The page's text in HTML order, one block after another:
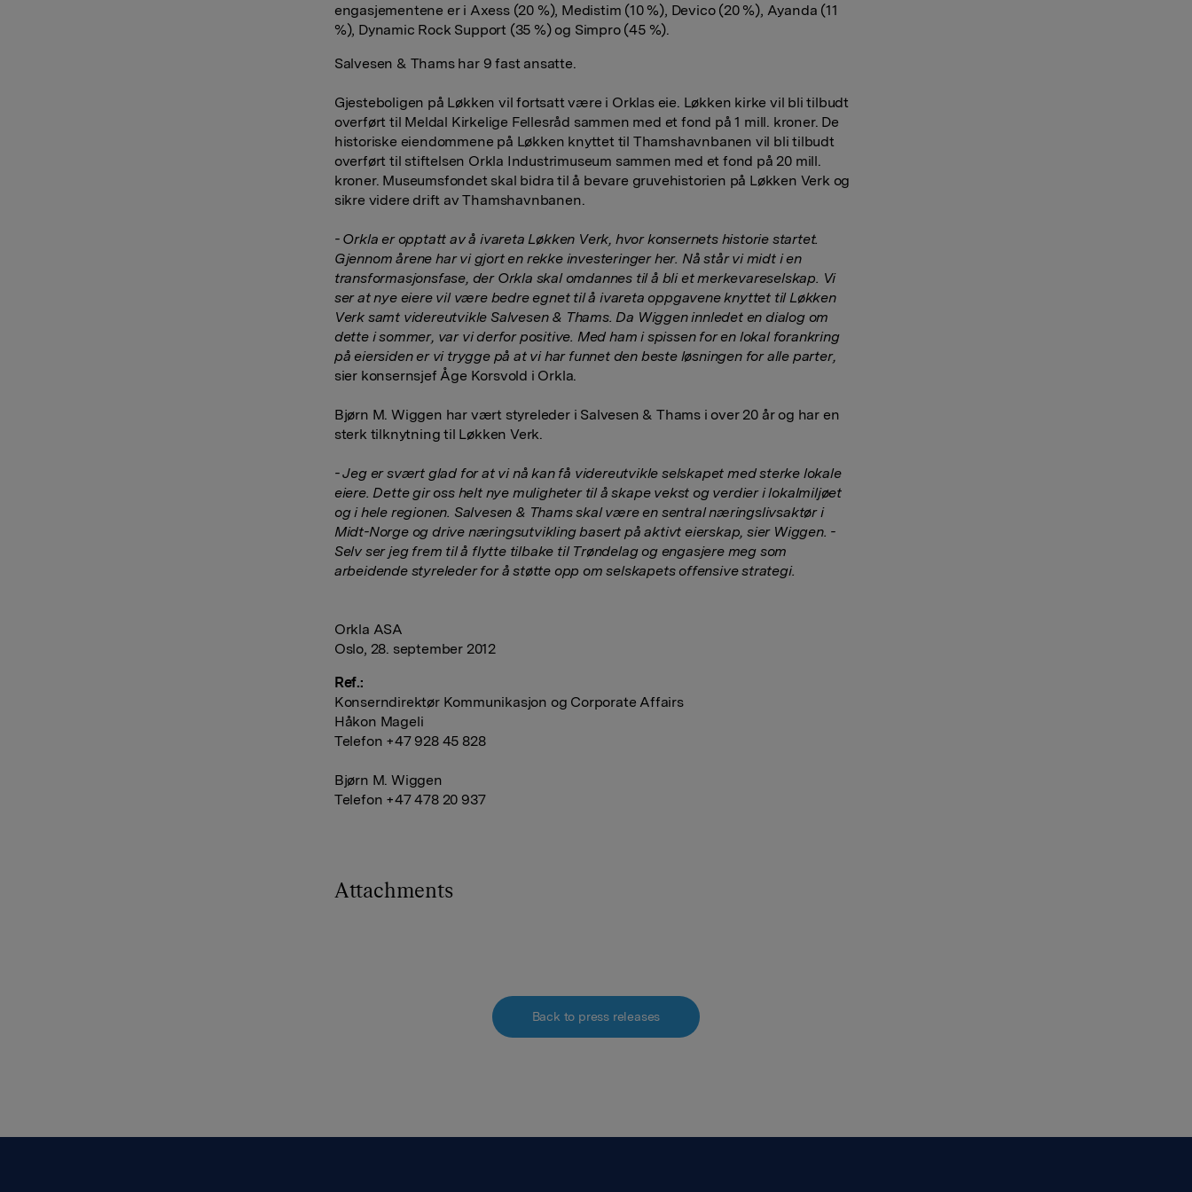
engasjementene er i Axess (20 %), Medistim (10 %), Devico (20 %), Ayanda (11
%), Dynamic Rock Support (35 %) og Simpro (45 %).
Salvesen & Thams har 9 fast ansatte.
Gjesteboligen på Løkken vil fortsatt være i Orklas eie. Løkken kirke vil bli tilbudt
overført til Meldal Kirkelige Fellesråd sammen med et fond på 1 mill. kroner. De
historiske eiendommene på Løkken knyttet til Thamshavnbanen vil bli tilbudt
overført til stiftelsen Orkla Industrimuseum sammen med et fond på 20 mill.
kroner. Museumsfondet skal bidra til å bevare gruvehistorien på Løkken Verk og
sikre videre drift av Thamshavnbanen.
- Orkla er opptatt av å ivareta Løkken Verk, hvor konsernets historie startet.
Gjennom årene har vi gjort en rekke investeringer her. Nå står vi midt i en
transformasjonsfase, der Orkla skal omdannes til å bli et merkevareselskap. Vi
ser at nye eiere vil være bedre egnet til å ivareta oppgavene knyttet til Løkken
Verk samt videreutvikle Salvesen & Thams. Da Wiggen innledet en dialog om
dette i sommer, var vi derfor positive. Med ham i spissen for en lokal forankring
på eiersiden er vi trygge på at vi har funnet den beste løsningen for alle parter,
sier konsernsjef Åge Korsvold i Orkla.
Bjørn M. Wiggen har vært styreleder i Salvesen & Thams i over 20 år og har en
sterk tilknytning til Løkken Verk.
- Jeg er svært glad for at vi nå kan få videreutvikle selskapet med sterke lokale
eiere. Dette gir oss helt nye muligheter til å skape vekst og verdier i lokalmiljøet
og i hele regionen. Salvesen & Thams skal være en sentral næringslivsaktør i
Midt-Norge og drive næringsutvikling basert på aktivt eierskap, sier Wiggen. -
Selv ser jeg frem til å flytte tilbake til Trøndelag og engasjere meg som
arbeidende styreleder for å støtte opp om selskapets offensive strategi.
Orkla ASA
Oslo, 28. september 2012
Ref.:
Konserndirektør Kommunikasjon og Corporate Affairs
Håkon Mageli
Telefon +47 928 45 828
Bjørn M. Wiggen
Telefon +47 478 20 937
Attachments
Back to press releases